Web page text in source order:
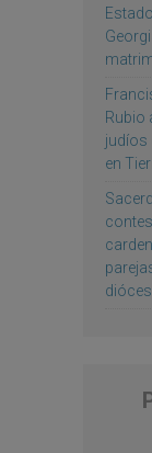
Rubio
judíos
en